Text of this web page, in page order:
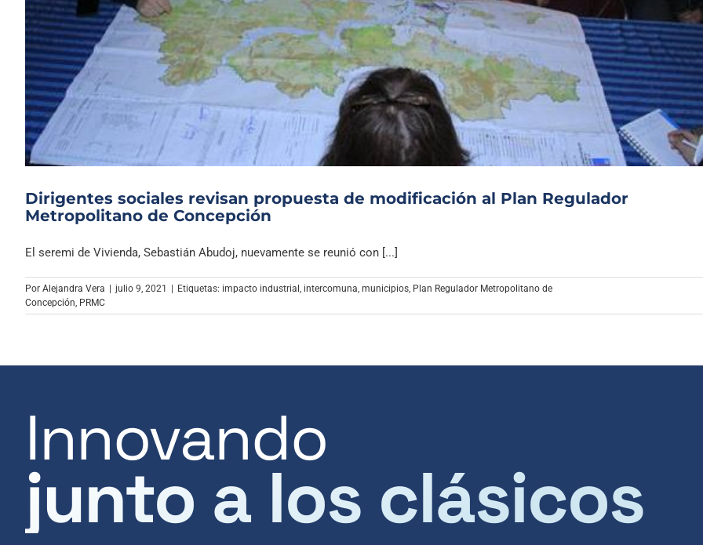
Dirigentes sociales revisan propuesta de modificación al Plan Regulador
Metropolitano de Concepción
El seremi de Vivienda, Sebastián Abudoj, nuevamente se reunió con [...]
Por Alejandra Vera julio 9, 2021 Etiquetas: impacto industrial , intercomuna, municipios, Plan Regulador Metropolitano de
Concepción, PRMC
Innovando
junto a los clásicos